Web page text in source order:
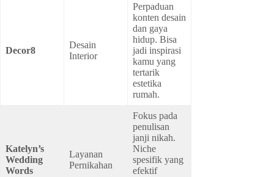
Decor8
Desain
Interior
Perpaduan
konten desain
dan gaya
hidup. Bisa
jadi inspirasi
kamu yang
tertarik
estetika
rumah.
Katelyn’s
Wedding
Words
Layanan
Pernikahan
Fokus pada
penulisan
janji nikah.
Niche
spesifik yang
efektif